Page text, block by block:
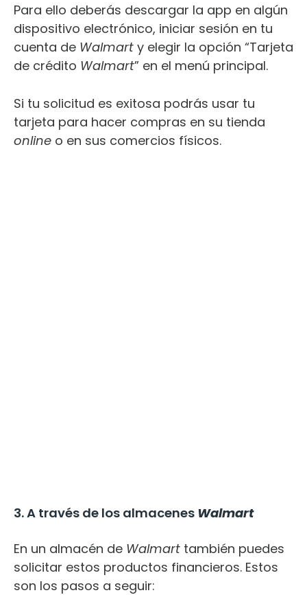
Para ello deberás descargar la app en algún
dispositivo electrónico, iniciar sesión en tu
cuenta de Walmart y elegir la opción “Tarjeta
de crédito Walmart” en el menú principal.
Si tu solicitud es exitosa podrás usar tu
tarjeta para hacer compras en su tienda
online o en sus comercios físicos.
3. A través de los almacenes Walmart
En un almacén de Walmart también puedes
solicitar estos productos financieros. Estos
son los pasos a seguir: